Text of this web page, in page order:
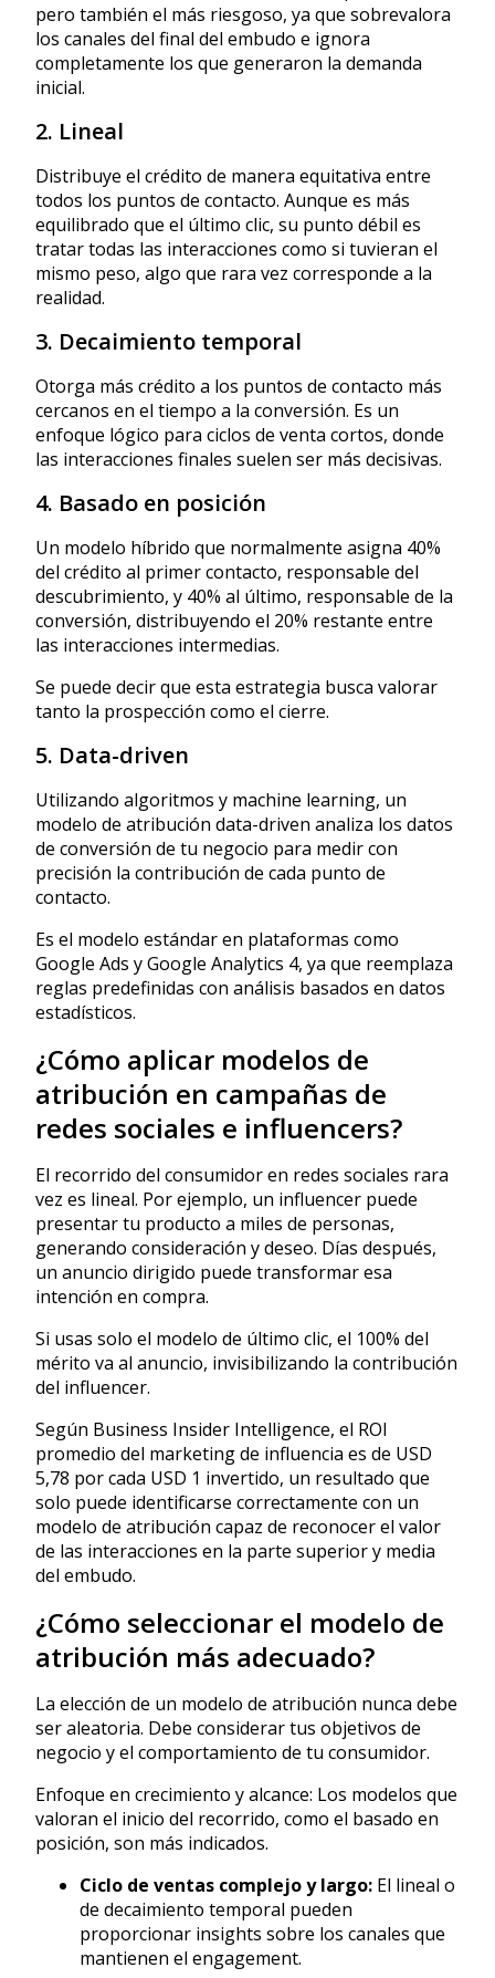
pero también el más riesgoso, ya que sobrevalora
los canales del final del embudo e ignora
completamente los que generaron la demanda
inicial.
2. Lineal
Distribuye el crédito de manera equitativa entre
todos los puntos de contacto. Aunque es más
equilibrado que el último clic, su punto débil es
tratar todas las interacciones como si tuvieran el
mismo peso, algo que rara vez corresponde a la
realidad.
3. Decaimiento temporal
Otorga más crédito a los puntos de contacto más
cercanos en el tiempo a la conversión. Es un
enfoque lógico para ciclos de venta cortos, donde
las interacciones finales suelen ser más decisivas.
4. Basado en posición
Un modelo híbrido que normalmente asigna 40%
del crédito al primer contacto, responsable del
descubrimiento, y 40% al último, responsable de la
conversión, distribuyendo el 20% restante entre
las interacciones intermedias.
Se puede decir que esta estrategia busca valorar
tanto la prospección como el cierre.
5. Data-driven
Utilizando algoritmos y machine learning, un
modelo de atribución data-driven analiza los datos
de conversión de tu negocio para medir con
precisión la contribución de cada punto de
contacto.
Es el modelo estándar en plataformas como
Google Ads y Google Analytics 4, ya que reemplaza
reglas predefinidas con análisis basados en datos
estadísticos.
¿Cómo aplicar modelos de
atribución en campañas de
redes sociales e influencers?
El recorrido del consumidor en redes sociales rara
vez es lineal. Por ejemplo, un influencer puede
presentar tu producto a miles de personas,
generando consideración y deseo. Días después,
un anuncio dirigido puede transformar esa
intención en compra.
Si usas solo el modelo de último clic, el 100% del
mérito va al anuncio, invisibilizando la contribución
del influencer.
Según Business Insider Intelligence, el ROI
promedio del marketing de influencia es de USD
5,78 por cada USD 1 invertido, un resultado que
solo puede identificarse correctamente con un
modelo de atribución capaz de reconocer el valor
de las interacciones en la parte superior y media
del embudo.
¿Cómo seleccionar el modelo de
atribución más adecuado?
La elección de un modelo de atribución nunca debe
ser aleatoria. Debe considerar tus objetivos de
negocio y el comportamiento de tu consumidor.
Enfoque en crecimiento y alcance: Los modelos que
valoran el inicio del recorrido, como el basado en
posición, son más indicados.
Ciclo de ventas complejo y largo: El lineal o
de decaimiento temporal pueden
proporcionar insights sobre los canales que
mantienen el engagement.